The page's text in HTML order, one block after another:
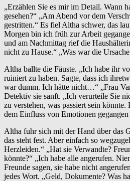
„Erzählen Sie es mir im Detail. Wann
gesehen?“ „Am Abend vor dem
gestritten.“ Es fiel Altha schwer, das
Morgen bin ich früh zur Arbeit
und am Nachmittag rief die
nicht zu Hause.“ „Was war die
Altha ballte die Fäuste. „Ich habe ihr
ruiniert zu haben. Sagte, dass ich
war dumm. Ich hätte nicht…“ „Frau
Detektiv sie sanft. „Ich verurteile Sie
zu verstehen, was passiert sein
dem Einfluss von Emotionen
Altha fuhr sich mit der Hand über das
das steht fest. Aber einfach so
Herzleiden.“ „Hat sie Verwandte?
könnte?“ „Ich habe alle angerufen.
Freunde sagen, sie habe nicht
jedes Wort. „Geld, Dokumente? Was